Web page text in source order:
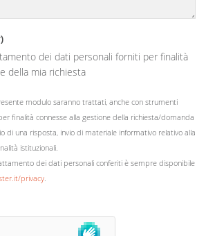
della mia richiesta
modulo saranno trattati, anche con strumenti
finalità connesse alla gestione della richiesta/domanda
di una risposta, invio di materiale informativo relativo alla
istituzionali.
dei dati personali conferiti è sempre disponibile
privacy.